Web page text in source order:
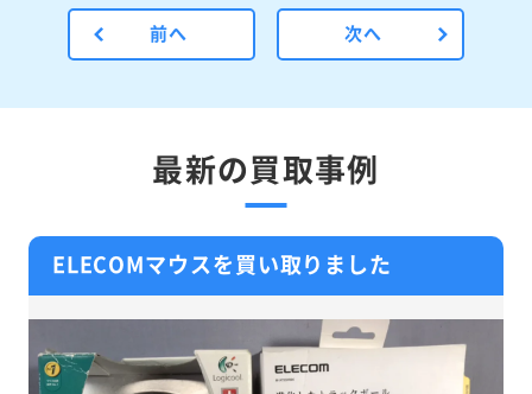
前へ 次へ
最新の買取事例
ELECOMマウスを買い取りました